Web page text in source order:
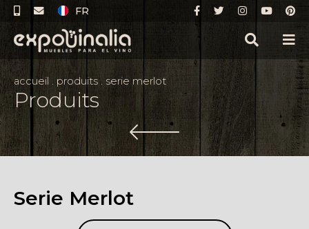
FR
accueil . produits. serie merlot
Produits
Serie Merlot